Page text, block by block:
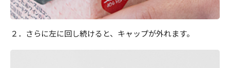
２．さらに左に回し続けると、キャップが外れます。